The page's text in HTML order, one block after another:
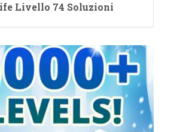
Livello 74 Soluzioni